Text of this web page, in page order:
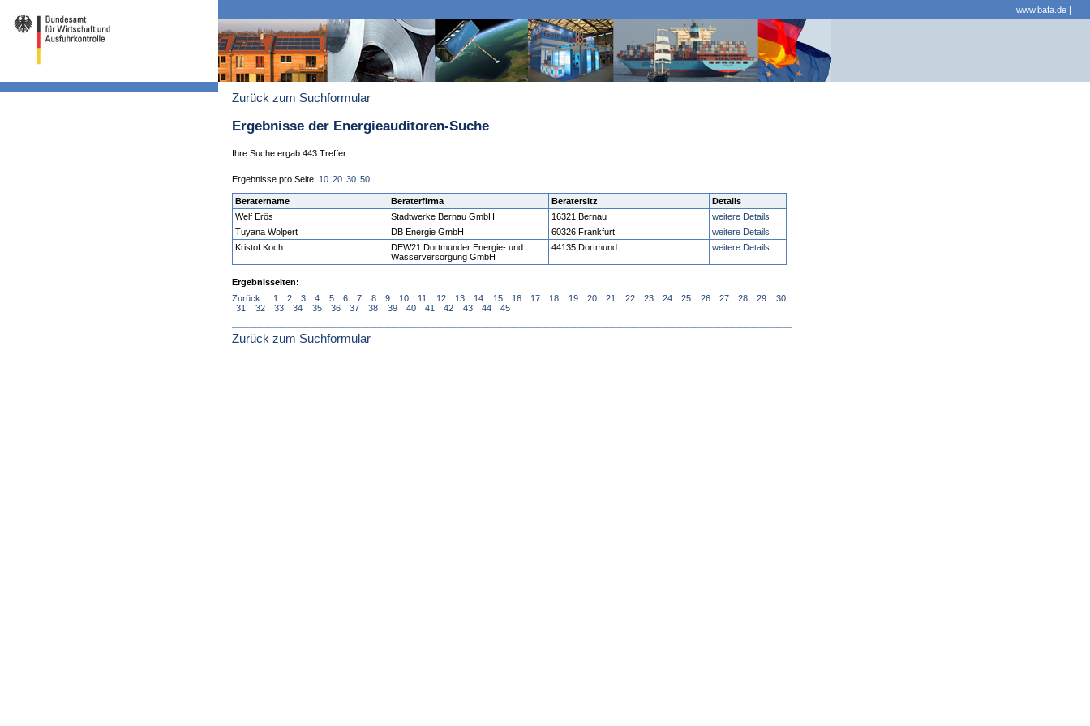
www.bafa.de |
Zurück zum Suchformular
Ergebnisse der Energieauditoren-Suche
Ihre Suche ergab 443 Treffer.
Ergebnisse pro Seite: 10 20 30 50
Beratername Beraterfirma Beratersitz
Details
Welf Erös
Stadtwerke Bernau GmbH 16321 Bernau
weitere Details
Tuyana Wolpert
DB Energie GmbH 60326 Frankfurt
weitere Details
Kristof Koch
DEW21 Dortmunder Energie- und
Wasserversorgung GmbH
44135 Dortmund weitere Details
Ergebnisseiten:
Zurück
1 2 3 4 5 6 7 8 9 10 11 12 13 14 15 16 17 18 19 20 21 22 23 24 25 26 27 28 29
30
31
32 33 34 35 36 37 38 39 40 41 42 43 44 45
Zurück zum Suchformular